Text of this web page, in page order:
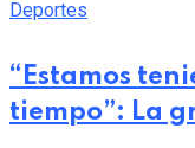
Deportes
“Estamos
tiempo”: La